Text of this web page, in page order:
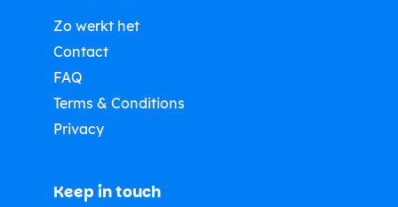
Zo werkt het
Contact
FAQ
Terms & Conditions
Privacy
Keep in touch